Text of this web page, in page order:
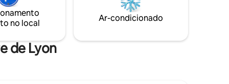
no local
Ar-condicionado
de Lyon